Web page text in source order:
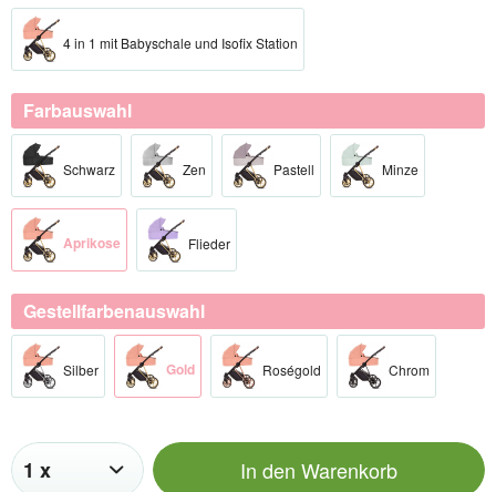
4 in 1 mit Babyschale und Isofix Station
Farbauswahl
Schwarz Zen Pastell Minze
Aprikose Flieder
Gestellfarbenauswahl
Silber​ Gold​ Roségold​ Chrom​
In den Warenkorb